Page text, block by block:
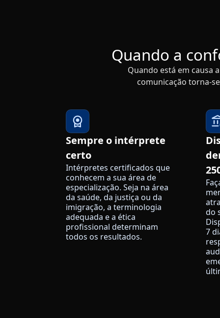
Quando a
Quando está em causa
comunicação torna-
Sempre o intérprete
certo
Intérpretes certificados que
conhecem a sua área de
especialização. Seja na área
da saúde, da justiça ou da
imigração, a terminologia
adequada e a ética
profissional determinam
todos os resultados.
do
7